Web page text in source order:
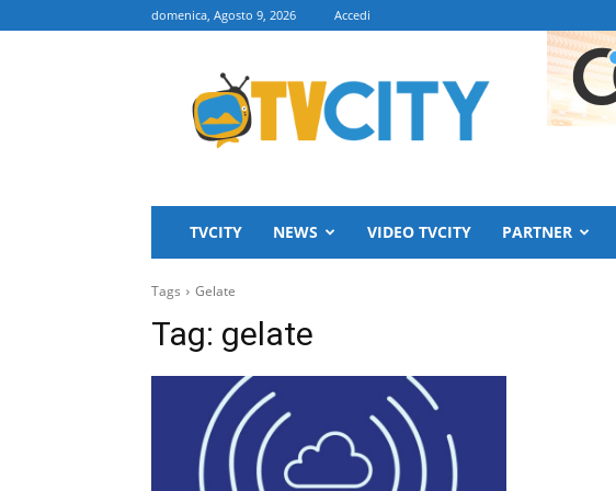
domenica, Agosto 9, 2026 Accedi
TVCITY
TVCITY NEWS VIDEO TVCITY PARTNER
Tags Gelate
Tag: gelate